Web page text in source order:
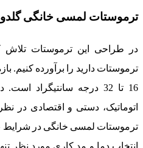
ترموستات لمسی خانگی
در طراحی این ترموستات تلاش
ترموستات دارید را برآورده کنیم.
16 تا 32 درجه سانتیگراد
اتوماتیک، دستی و اقتصادی
ترموستات لمسی خانگی در شرایط
انتخاب دما و مد کاری مورد نظر